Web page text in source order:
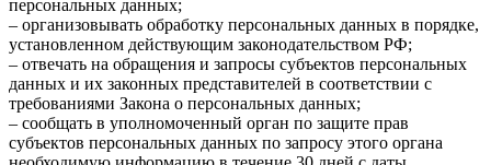
персональных данных;
– организовывать обработку персональных данных в порядке,
установленном действующим законодательством РФ;
– отвечать на обращения и запросы субъектов персональных
данных и их законных представителей в соответствии с
требованиями Закона о персональных данных;
– сообщать в уполномоченный орган по защите прав
субъектов персональных данных по запросу этого органа